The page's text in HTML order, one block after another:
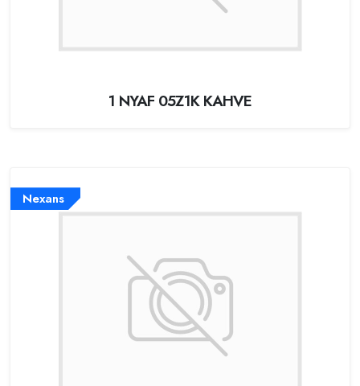
1 NYAF 05Z1K KAHVE
Nexans